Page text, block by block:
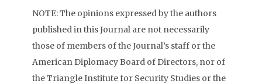
NOTE: The opinions expressed by the authors
published in this Journal are not necessarily
those of members of the Journal’s staff or the
American Diplomacy Board of Directors, nor of
the Triangle Institute for Security Studies or the